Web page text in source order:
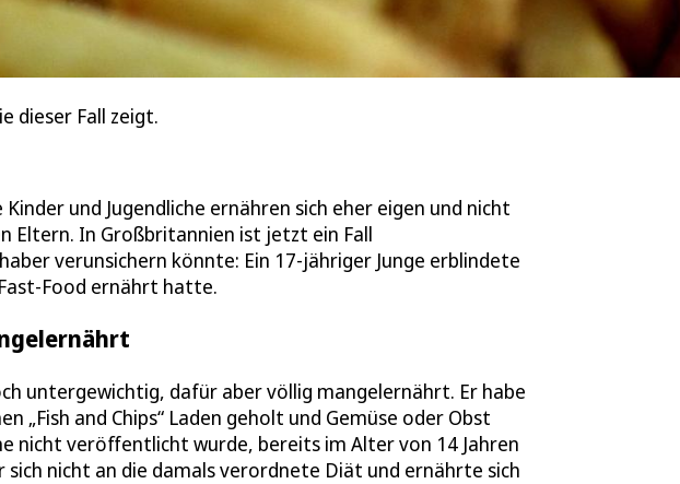
dieser Fall zeigt.
und Jugendliche ernähren sich eher eigen und nicht
Eltern. In Großbritannien ist jetzt ein Fall
verunsichern könnte: Ein 17-jähriger Junge erblindete
Food ernährt hatte.
untergewichtig, dafür aber völlig mangelernährt. Er habe
„Fish and Chips“ Laden geholt und Gemüse oder Obst
nicht veröffentlicht wurde, bereits im Alter von 14 Jahren
nicht an die damals verordnete Diät und ernährte sich